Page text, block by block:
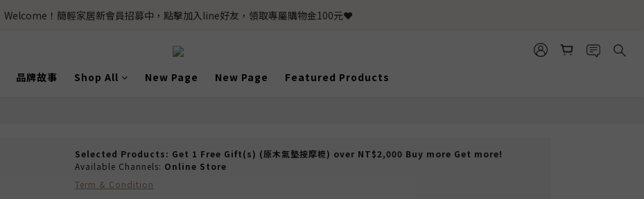
Welcome！簡輕家居新會員招募中，點擊加入line好友，領取專屬購物金100元❤️
品牌故事 Shop All New Page New Page Featured Products
Selected Products: Get 1 Free Gift(s) (原木氣墊按摩梳) over NT$2,000 Buy more Get more!
Available Channels: Online Store
Term & Condition